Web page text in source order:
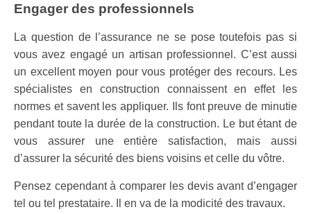
Engager des professionnels
La question de l’assurance ne se pose toutefois pas si
vous avez engagé un artisan professionnel. C’est aussi
un excellent moyen pour vous protéger des recours. Les
spécialistes en construction connaissent en effet les
normes et savent les appliquer. Ils font preuve de minutie
pendant toute la durée de la construction. Le but étant de
vous assurer une entière satisfaction, mais aussi
d’assurer la sécurité des biens voisins et celle du vôtre.
Pensez cependant à comparer les devis avant d’engager
tel ou tel prestataire. Il en va de la modicité des travaux.